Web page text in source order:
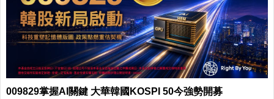
009829掌握AI關鍵 大華韓國KOSPI 50今強勢開募